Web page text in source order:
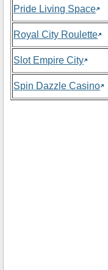
Pride Living Space
Royal City Roulette
Slot Empire City
Spin Dazzle Casino